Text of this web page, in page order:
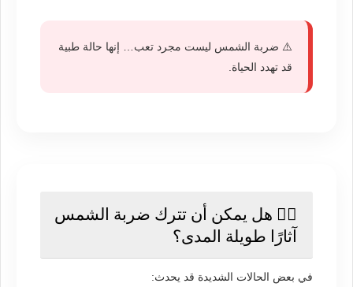
⚠️ ضربة الشمس ليست مجرد تعب… إنها حالة طبية
قد تهدد الحياة.
🧘‍♂️ هل يمكن أن تترك ضربة الشمس
آثارًا طويلة المدى؟
في بعض الحالات الشديدة قد يحدث: